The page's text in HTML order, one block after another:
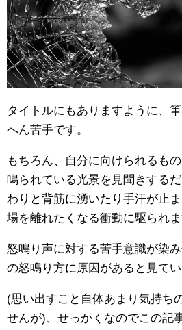
タイトルにもありますように、
へん苦手です。
もちろん、自分に向けられるも
鳴られている光景を見聞きする
わりと背筋に湧いたり手汗が止
場を離れたくなる衝動に駆られま
怒鳴り声に対する苦手意識が染
の怒鳴り方に原因があると見てい
(思い出すこと自体あまり気持ち
せんが)、せっかくなのでこの記